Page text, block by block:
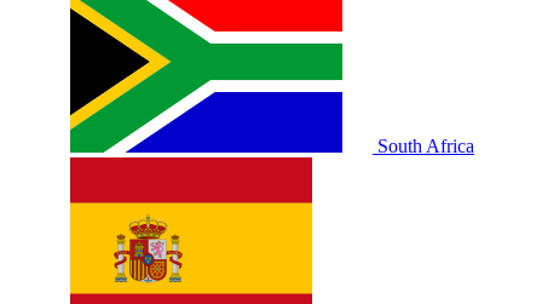
South Africa